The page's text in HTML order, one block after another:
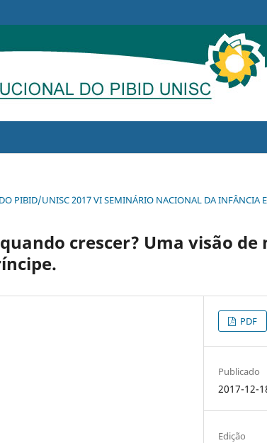
PIBID/UNISC 2017 VI SEMINÁRIO NACIONAL DA INFÂNCIA
crescer? Uma visão de
PDF
Publicado
2017-12-
Edição